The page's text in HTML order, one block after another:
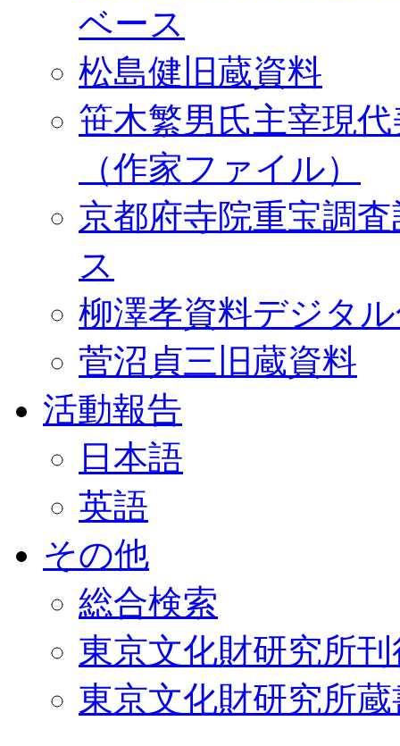
ベース
松島健旧蔵資料
笹木繁男氏主宰現
（作家ファイル）
京都府寺院重宝調
ス
柳澤孝資料デジタ
菅沼貞三旧蔵資料
活動報告
日本語
英語
その他
総合検索
東京文化財研究所
東京文化財研究所